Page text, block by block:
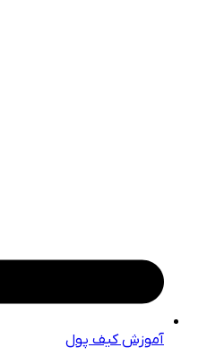
آموزش کیف پول